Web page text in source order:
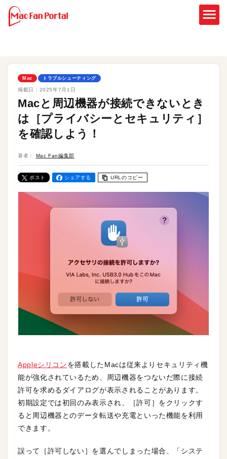
Mac トラブルシューティング
掲載日： 2025年7月1日
Macと周辺機器が接続できないとき
は［プライバシーとセキュリティ］
を確認しよう！
著者： Mac Fan編集部
ポスト シェアする URLのコピー
Appleシリコンを搭載したMacは従来よりセキュリティ機
能が強化されているため、周辺機器をつないだ際に接続
許可を求めるダイアログが表示されることがあります。
初期設定では初回のみ表示され、［許可］をクリックす
ると周辺機器とのデータ転送や充電といった機能を利用
できます。
誤って［許可しない］を選んでしまった場合、「システ